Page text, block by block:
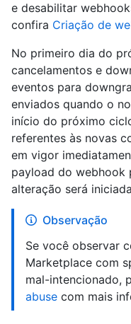
e desabilitar
confira Criação de
No primeiro dia do
cancelamentos e
eventos para
enviados quando o
início do próximo
referentes às novas
em vigor
payload do webhook
alteração será
Observação
Se você observar
Marketplace com
mal-intencionado,
abuse com mais